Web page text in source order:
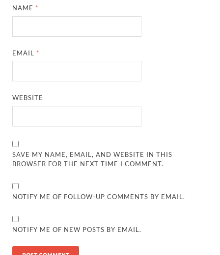
NAME *
EMAIL *
WEBSITE
SAVE MY NAME, EMAIL, AND WEBSITE IN THIS
BROWSER FOR THE NEXT TIME I COMMENT.
NOTIFY ME OF FOLLOW-UP COMMENTS BY EMAIL.
NOTIFY ME OF NEW POSTS BY EMAIL.